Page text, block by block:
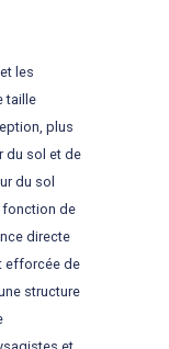
les
taille
plus
du sol et de
du sol
fonction de
directe
efforcée de
structure